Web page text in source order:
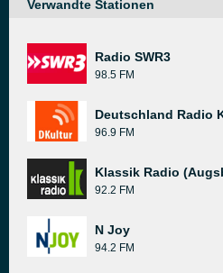
Verwandte Stationen
Radio SWR3
98.5 FM
Deutschland Radio
96.9 FM
Klassik Radio
92.2 FM
N Joy
94.2 FM